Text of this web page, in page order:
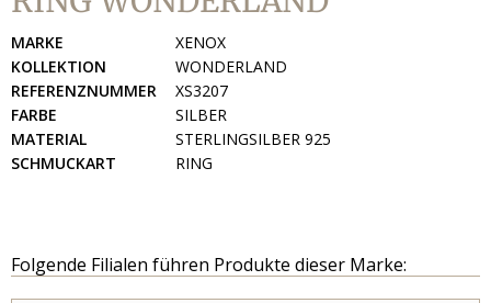
MARKE
XENOX
KOLLEKTION
WONDERLAND
REFERENZNUMMER
XS3207
FARBE
SILBER
MATERIAL
STERLINGSILBER 925
SCHMUCKART
RING
Folgende Filialen führen Produkte dieser Marke: